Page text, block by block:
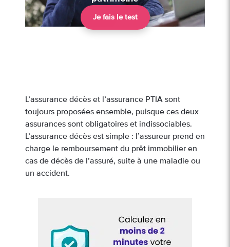
Je fais le test
L’assurance décès et l’assurance PTIA sont
toujours proposées ensemble, puisque ces deux
assurances sont obligatoires et indissociables.
L’assurance décès est simple : l’assureur prend en
charge le remboursement du prêt immobilier en
cas de décès de l’assuré, suite à une maladie ou
un accident.